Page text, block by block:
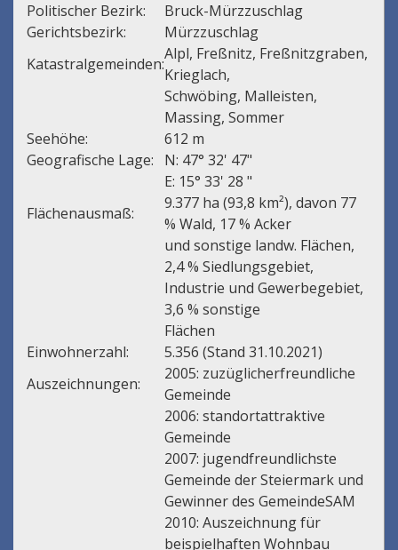
Politischer Bezirk:
Bruck-Mürzzuschlag
Gerichtsbezirk:
Mürzzuschlag
Katastralgemeinden:
Alpl, Freßnitz, Freßnitzgraben,
Krieglach,
Schwöbing, Malleisten,
Massing, Sommer
Seehöhe:
612 m
Geografische Lage:
N: 47° 32' 47"
E: 15° 33' 28 "
Flächenausmaß:
9.377 ha (93,8 km²), davon 77
% Wald, 17 % Acker
und sonstige landw. Flächen,
2,4 % Siedlungsgebiet,
Industrie und Gewerbegebiet,
3,6 % sonstige
Flächen
Einwohnerzahl:
5.356 (Stand 31.10.2021)
Auszeichnungen:
2005: zuzüglicherfreundliche
Gemeinde
2006: standortattraktive
Gemeinde
2007: jugendfreundlichste
Gemeinde der Steiermark und
Gewinner des GemeindeSAM
2010: Auszeichnung für
beispielhaften Wohnbau